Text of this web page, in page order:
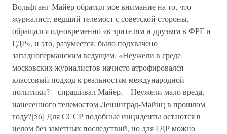
Вольфганг Майер обратил мое внимание на то, что
журналист, ведший телемост с советской стороны,
обращался одновременно «к зрителям и друзьям в ФРГ и
ГДР», и это, разумеется, было подхвачено
западногерманским ведущим. «Неужели в среде
московских журналистов начисто атрофировался
классовый подход к реальностям международной
политики? – спрашивал Майер. – Неужели мало вреда,
нанесенного телемостом Ленинград-Майнц в прошлом
году?[56] Для СССР подобные инциденты остаются в
целом без заметных последствий, но для ГДР можно